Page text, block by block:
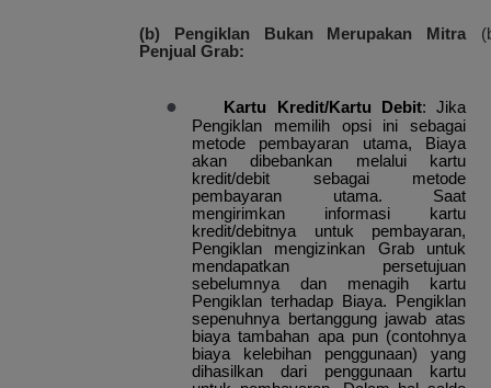
(b) Pengiklan Bukan Merupakan Mitra
Penjual Grab:
● Kartu Kredit/Kartu Debit: Jika
Pengiklan memilih opsi ini sebagai
metode pembayaran utama, Biaya
akan dibebankan melalui kartu
kredit/debit sebagai metode
pembayaran utama. Saat
mengirimkan informasi kartu
kredit/debitnya untuk pembayaran,
Pengiklan mengizinkan Grab untuk
mendapatkan persetujuan
sebelumnya dan menagih kartu
Pengiklan terhadap Biaya. Pengiklan
sepenuhnya bertanggung jawab atas
biaya tambahan apa pun (contohnya
biaya kelebihan penggunaan) yang
dihasilkan dari penggunaan kartu